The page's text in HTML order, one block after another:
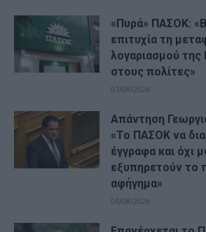
«Πυρά» ΠΑΣΟΚ:
επιτυχία τη
λογαριασμού
στους πολίτες»
07/08/2026
Απάντηση
«Το ΠΑΣΟΚ να
έγγραφα και όχι
εξυπηρετούν το
αφήγημα»
06/08/2026